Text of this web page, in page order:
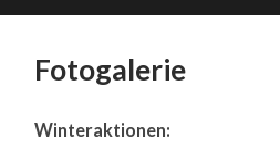
Fotogalerie
Winteraktionen: